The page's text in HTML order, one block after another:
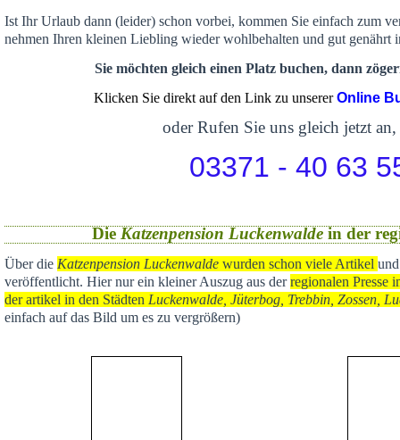
Ist Ihr Urlaub dann (leider) schon vorbei, kommen Sie einfach zum
nehmen Ihren kleinen Liebling wieder wohlbehalten und gut genährt
Sie möchten gleich einen Platz buchen, dann
Klicken Sie direkt auf den Link zu unsererOnline
oder Rufen Sie uns gleich jetzt an,
03371 - 40 63
Die Katzenpension Luckenwaldein der
Über die Katzenpension Luckenwalde wurden schon viele Artikel
veröffentlicht. Hier nur ein kleiner Auszug aus derregionalen Presse
der artikel in den Städten Luckenwalde, Jüterbog, Trebbin, Zossen,
einfach auf das Bild um es zu vergrößern)